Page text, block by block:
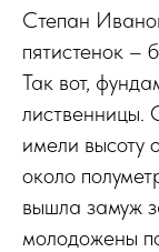
Степан
пятистенок –
Так вот,
лиственницы.
имели высоту
около
вышла замуж
молодожены